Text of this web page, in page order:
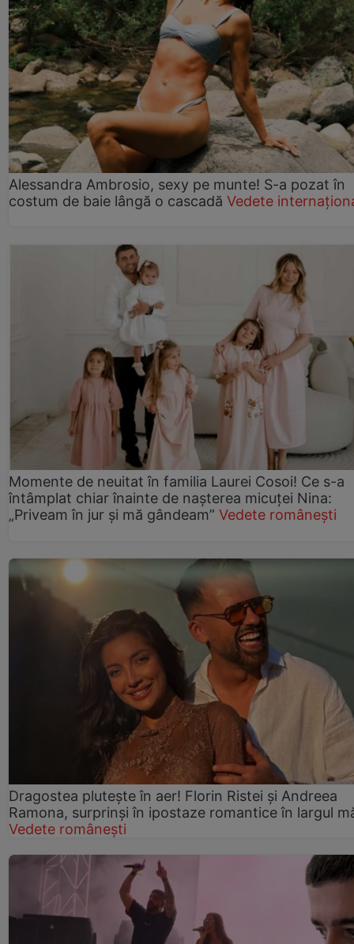
Alessandra Ambrosio, sexy pe munte! S-a pozat în
costum de baie lângă o cascadă Vedete
Momente de neuitat în familia Laurei Cosoi! Ce s-a
întâmplat chiar înainte de nașterea micuței Nina:
„Priveam în jur și mă gândeam” Vedete românești
Dragostea plutește în aer! Florin Ristei și Andreea
Ramona, surprinși în ipostaze romantice în largul
Vedete românești